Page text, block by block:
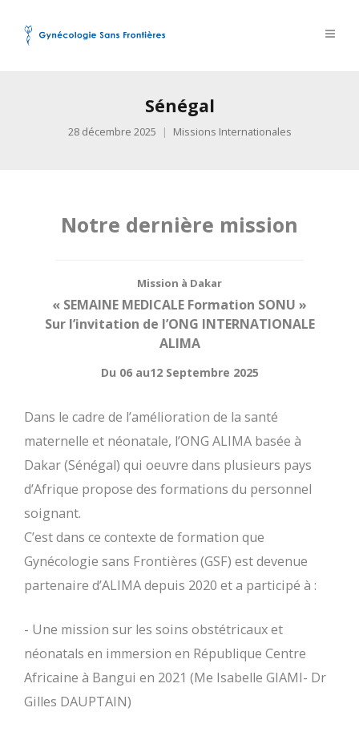
Sénégal
28 décembre 2025 Missions Internationales
Notre dernière mission
Mission à Dakar
« SEMAINE MEDICALE Formation SONU »
Sur l’invitation de l’ONG INTERNATIONALE
ALIMA
Du 06 au12 Septembre 2025
Dans le cadre de l’amélioration de la santé
maternelle et néonatale, l’ONG ALIMA basée à
Dakar (Sénégal) qui oeuvre dans plusieurs pays
d’Afrique propose des formations du personnel
soignant.
C’est dans ce contexte de formation que
Gynécologie sans Frontières (GSF) est devenue
partenaire d’ALIMA depuis 2020 et a participé à :
- Une mission sur les soins obstétricaux et
néonatals en immersion en République Centre
Africaine à Bangui en 2021 (Me Isabelle GIAMI- Dr
Gilles DAUPTAIN)